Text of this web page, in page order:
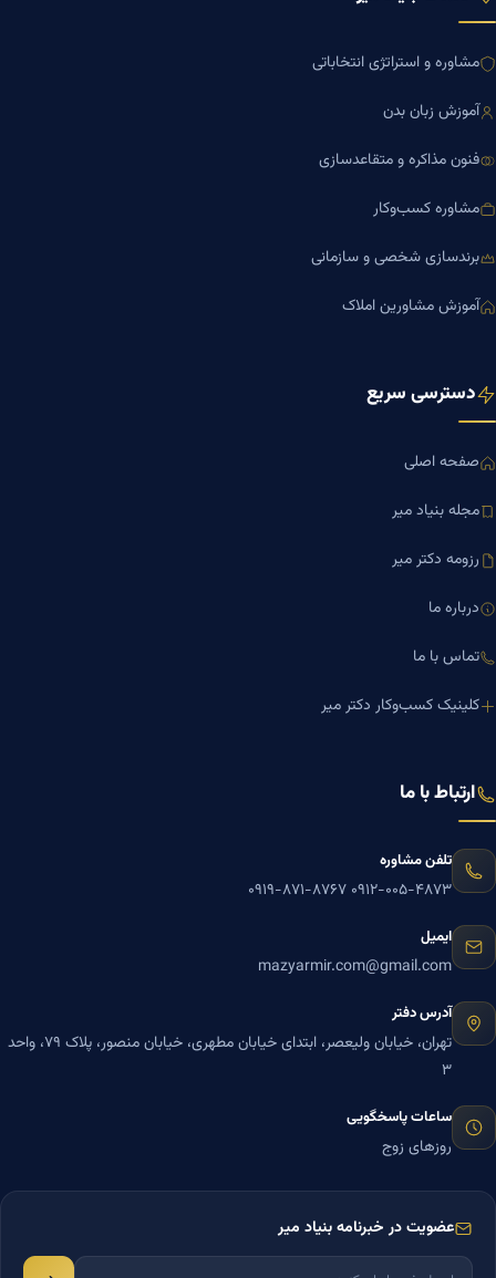
مشاوره و استراتژی انتخاباتی
آموزش زبان بدن
فنون مذاکره و متقاعدسازی
مشاوره کسب‌وکار
برندسازی شخصی و سازمانی
آموزش مشاورین املاک
دسترسی سریع
صفحه اصلی
مجله بنیاد میر
رزومه دکتر میر
درباره ما
تماس با ما
کلینیک کسب‌وکار دکتر میر
ارتباط با ما
تلفن مشاوره
۰۹۱۲-۰۰۵-۴۸۷۳ ۰۹۱۹-۸۷۱-۸۷۶۷
ایمیل
mazyarmir.com@gmail.com
آدرس دفتر
تهران، خیابان ولیعصر، ابتدای خیابان مطهری، خیابان منصور، پلاک ۷۹، واحد
۳
ساعات پاسخگویی
روزهای زوج
عضویت در خبرنامه بنیاد میر